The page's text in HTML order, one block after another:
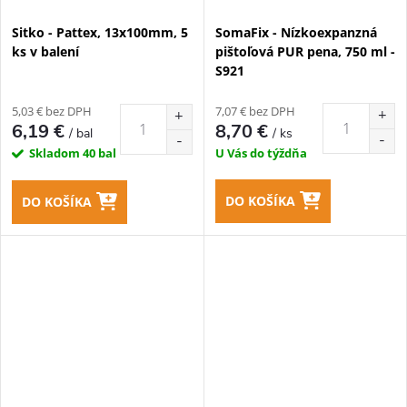
Sitko - Pattex, 13x100mm, 5
ks v balení
5,03 € bez DPH
6,19 €/ bal
Skladom 40 bal
DO KOŠÍKA
SomaFix - Nízkoexpanzná
pištoľová PUR pena, 750 ml -
S921
7,07 € bez DPH
8,70 €/ ks
U Vás do týždňa
DO KOŠÍKA